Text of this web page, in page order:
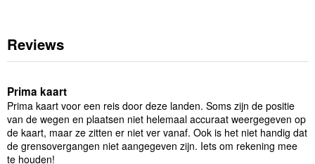
Reviews
Prima kaart
Prima kaart voor een reis door deze landen. Soms zijn de positie
van de wegen en plaatsen niet helemaal accuraat weergegeven op
de kaart, maar ze zitten er niet ver vanaf. Ook is het niet handig dat
de grensovergangen niet aangegeven zijn. Iets om rekening mee
te houden!